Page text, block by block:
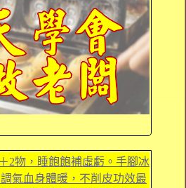
2物，睡飽飽補虛虧。手腳冰
氣血身體暖，不削皮功效最